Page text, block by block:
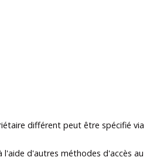
différent peut être spécifié via
d'autres méthodes d'accès au